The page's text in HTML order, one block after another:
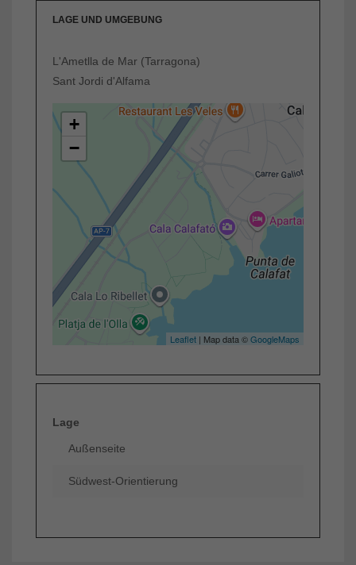
LAGE UND UMGEBUNG
L'Ametlla de Mar (Tarragona)
Sant Jordi d'Alfama
+
−
Leaflet | Map data ©GoogleMaps
Lage
Außenseite
Südwest-Orientierung